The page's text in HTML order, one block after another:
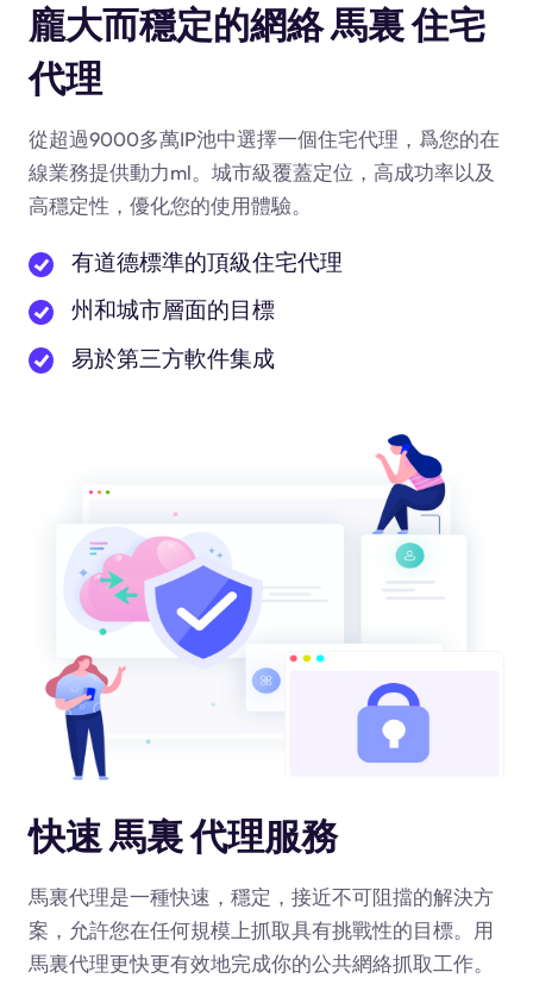
龐大而穩定的網絡 馬裏 住宅
代理
從超過9000多萬IP池中選擇一個住宅代理，爲您的在
線業務提供動力ml。城市級覆蓋定位，高成功率以及
高穩定性，優化您的使用體驗。
有道德標準的頂級住宅代理
州和城市層面的目標
易於第三方軟件集成
快速 馬裏 代理服務
馬裏代理是一種快速，穩定，接近不可阻擋的解決方
案，允許您在任何規模上抓取具有挑戰性的目標。用
馬裏代理更快更有效地完成你的公共網絡抓取工作。